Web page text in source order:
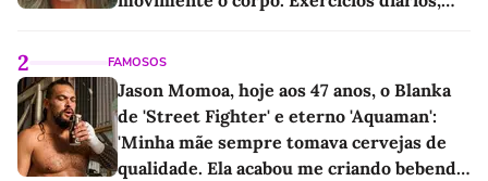
2 FAMOSOS
Jason Momoa, hoje aos 47 anos, o Blanka
de 'Street Fighter' e eterno 'Aquaman':
'Minha mãe sempre tomava cervejas de
qualidade. Ela acabou me criando bebendo